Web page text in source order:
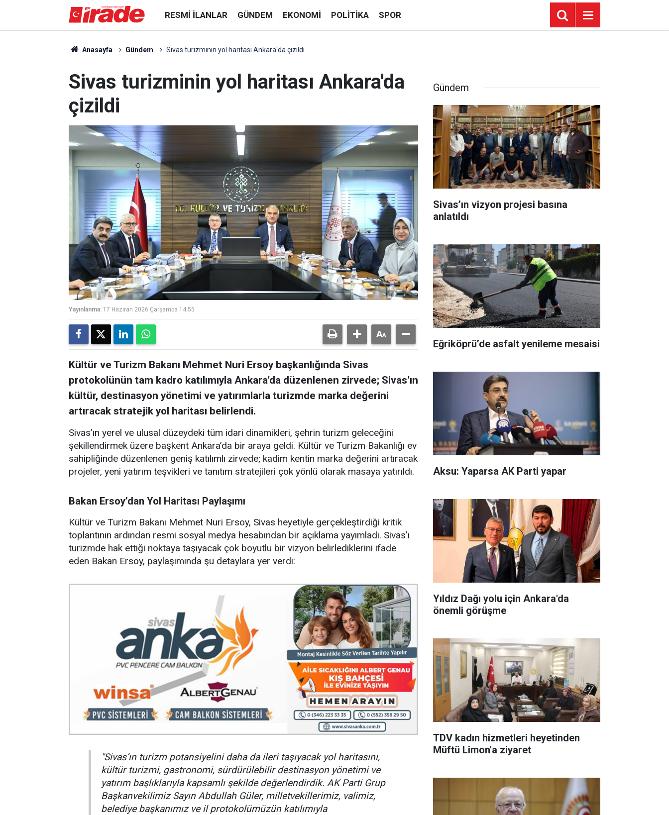
RESMI İLANLAR GÜNDEM EKONOMI POLITIKA SPOR
Anasayfa Gündem Sivas turizminin yol haritası Ankara'da çizildi
Sivas turizminin yol haritası Ankara'da
çizildi
Yayınlanma: 17 Haziran 2026 Çarşamba 14:55
Kültür ve Turizm Bakanı Mehmet Nuri Ersoy başkanlığında Sivas
protokolünün tam kadro katılımıyla Ankara'da düzenlenen zirvede; Sivas’ın
kültür, destinasyon yönetimi ve yatırımlarla turizmde marka değerini
artıracak stratejik yol haritası belirlendi.
Sivas’ın yerel ve ulusal düzeydeki tüm idari dinamikleri, şehrin turizm geleceğini
şekillendirmek üzere başkent Ankara’da bir araya geldi. Kültür ve Turizm Bakanlığı ev
sahipliğinde düzenlenen geniş katılımlı zirvede; kadim kentin marka değerini artıracak
projeler, yeni yatırım teşvikleri ve tanıtım stratejileri çok yönlü olarak masaya yatırıldı.
Bakan Ersoy’dan Yol Haritası Paylaşımı
Kültür ve Turizm Bakanı Mehmet Nuri Ersoy, Sivas heyetiyle gerçekleştirdiği kritik
toplantının ardından resmi sosyal medya hesabından bir açıklama yayımladı. Sivas'ı
turizmde hak ettiği noktaya taşıyacak çok boyutlu bir vizyon belirlediklerini ifade
eden Bakan Ersoy, paylaşımında şu detaylara yer verdi:
"Sivas’ın turizm potansiyelini daha da ileri taşıyacak yol haritasını,
kültür turizmi, gastronomi, sürdürülebilir destinasyon yönetimi ve
yatırım başlıklarıyla kapsamlı şekilde değerlendirdik. AK Parti Grup
Başkanvekilimiz Sayın Abdullah Güler, milletvekillerimiz, valimiz,
belediye başkanımız ve il protokolümüzün katılımıyla
Gündem
Sivas’ın vizyon projesi basına
anlatıldı
Eğriköprü’de asfalt yenileme mesaisi
Aksu: Yaparsa AK Parti yapar
Yıldız Dağı yolu için Ankara'da
önemli görüşme
TDV kadın hizmetleri heyetinden
Müftü Limon'a ziyaret